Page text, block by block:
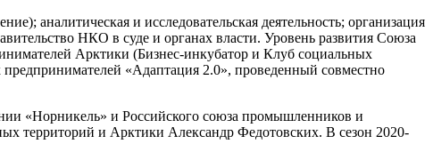
аналитическая и исследовательская деятельность; организация
НКО в суде и органах власти. Уровень развития Союза
Арктики (Бизнес-инкубатор и Клуб социальных
«Адаптация 2.0», проведенный совместно
«Норникель» и Российского союза промышленников и
территорий и Арктики Александр Федотовских. В сезон 2020-